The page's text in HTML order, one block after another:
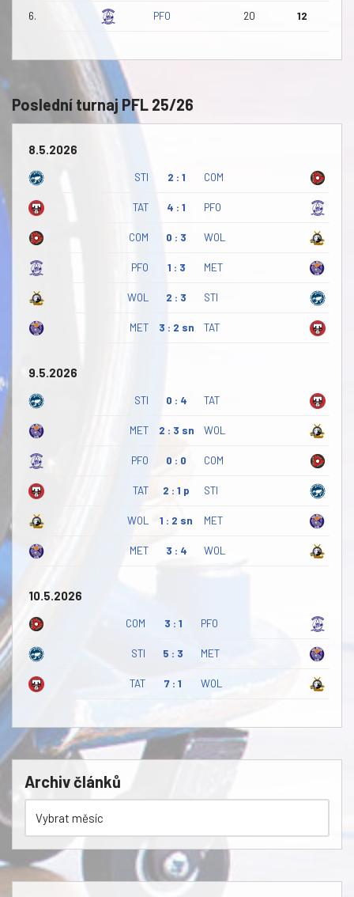
6. PFO 20 12
Poslední turnaj PFL 25/26
8.5.2026
STI 2 : 1 COM
TAT 4 : 1 PFO
COM 0 : 3 WOL
PFO 1 : 3 MET
WOL 2 : 3 STI
MET 3 : 2 sn TAT
9.5.2026
STI 0 : 4 TAT
MET 2 : 3 sn WOL
PFO 0 : 0 COM
TAT 2 : 1 p STI
WOL 1 : 2 sn MET
MET 3 : 4 WOL
10.5.2026
COM 3 : 1 PFO
STI 5 : 3 MET
TAT 7 : 1 WOL
Archiv článků